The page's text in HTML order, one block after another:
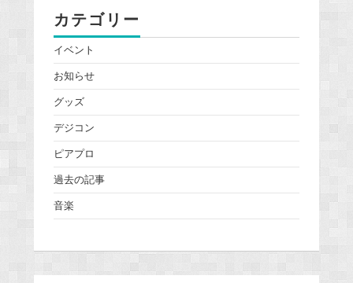
カテゴリー
イベント
お知らせ
グッズ
デジコン
ピアプロ
過去の記事
音楽